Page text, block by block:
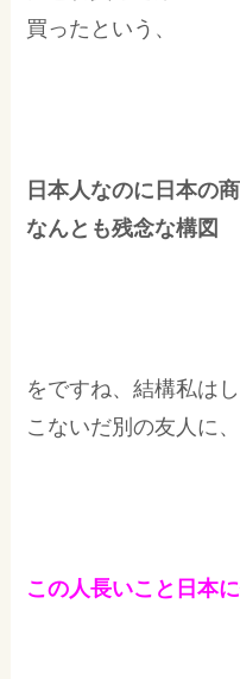
買ったという、
日本人なのに日本の
なんとも残念な構図
をですね、結構私は
こないだ別の友人に、
この人長いこと日本